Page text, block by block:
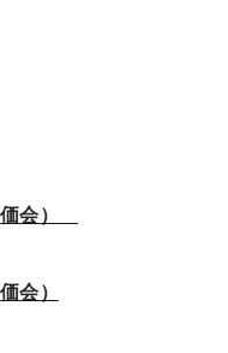
会）
会）